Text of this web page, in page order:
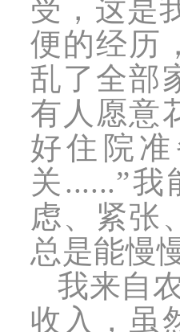
受，这是
便的经历
乱了全部
有人愿意
好住院
关......”
虑、紧张
总是能慢
我来自
收入，虽